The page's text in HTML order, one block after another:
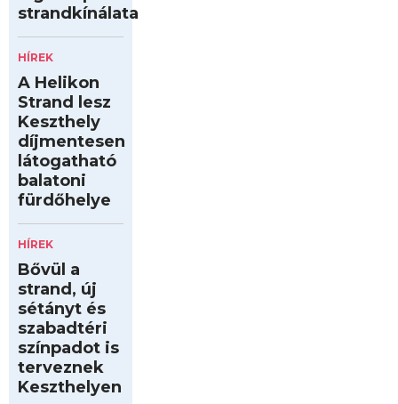
strandkínálata
HÍREK
A Helikon
Strand lesz
Keszthely
díjmentesen
látogatható
balatoni
fürdőhelye
HÍREK
Bővül a
strand, új
sétányt és
szabadtéri
színpadot is
terveznek
Keszthelyen